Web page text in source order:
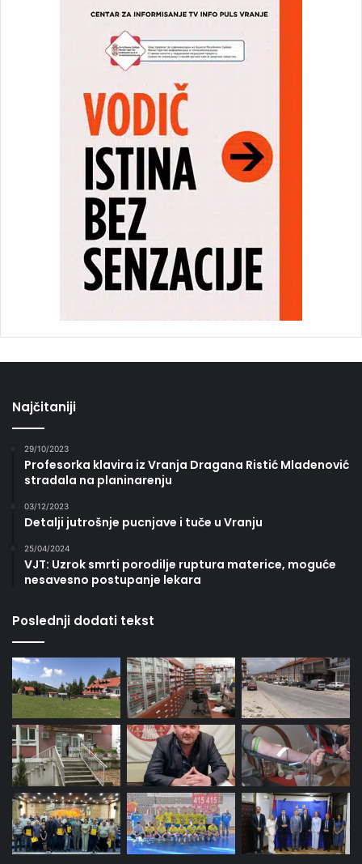
Najčitaniji
29/10/2023
Profesorka klavira iz Vranja Dragana Ristić Mladenović
stradala na planinarenju
03/12/2023
Detalji jutrošnje pucnjave i tuče u Vranju
25/04/2024
VJT: Uzrok smrti porodilje ruptura materice, moguće
nesavesno postupanje lekara
Poslednji dodati tekst